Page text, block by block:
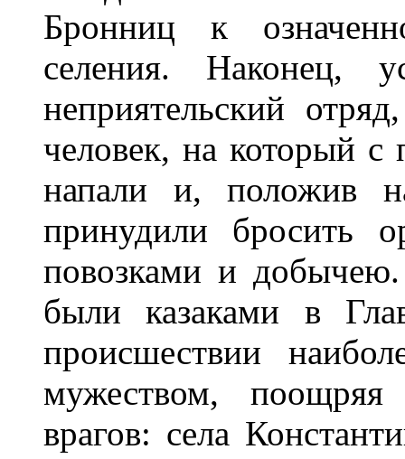
Бронниц к
селения. Наконец,
неприятельский
человек, на который
напали и, положив
принудили бросить
повозками и
были казаками в
происшествии
мужеством,
врагов: села